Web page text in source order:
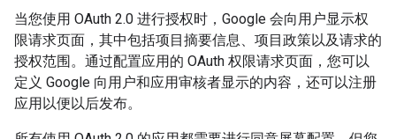
当您使用 OAuth 2.0 进行授权时，Google 会向用户显示权
限请求页面，其中包括项目摘要信息、项目政策以及请求的
授权范围。通过配置应用的 OAuth 权限请求页面，您可以
定义 Google 向用户和应用审核者显示的内容，还可以注册
应用以便以后发布。